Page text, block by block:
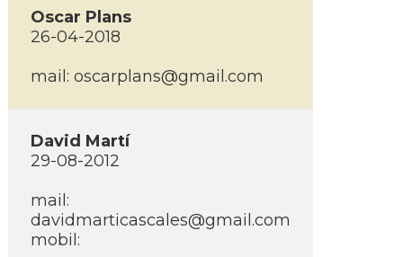
Oscar Plans
26-04-2018
mail: oscarplans@gmail.com
David Martí­
29-08-2012
mail:
davidmarticascales@gmail.com
mobil: